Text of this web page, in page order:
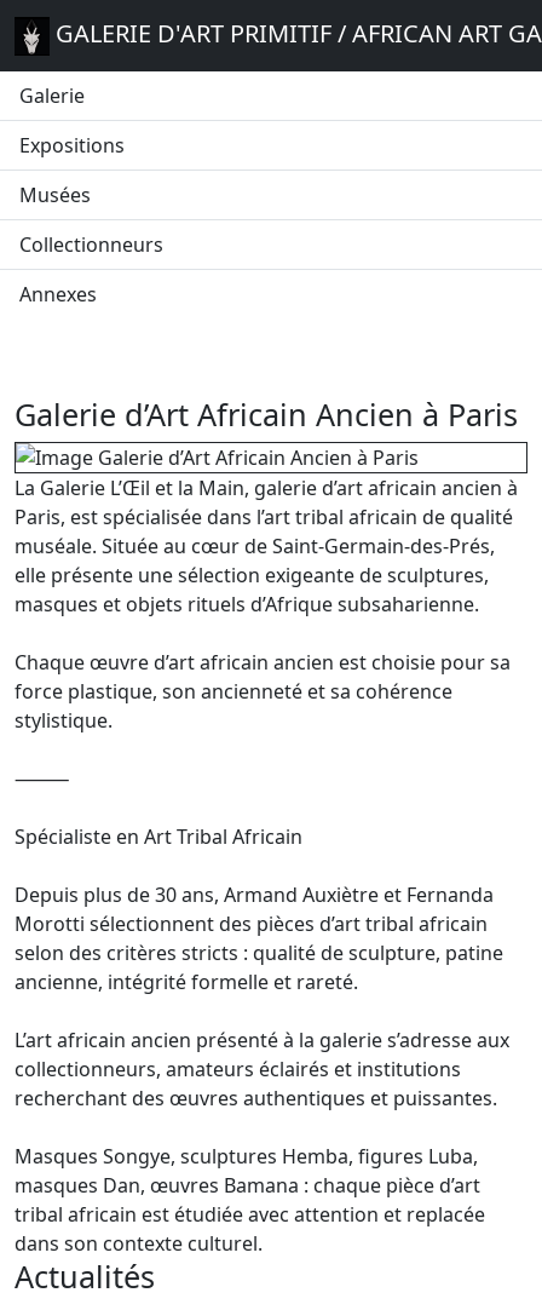
GALERIE D'ART PRIMITIF / AFRICAN ART
Galerie
Expositions
Musées
Collectionneurs
Annexes
Galerie d’Art Africain Ancien à Paris
La Galerie L’Œil et la Main, galerie d’art africain ancien à
Paris, est spécialisée dans l’art tribal africain de qualité
muséale. Située au cœur de Saint-Germain-des-Prés,
elle présente une sélection exigeante de sculptures,
masques et objets rituels d’Afrique subsaharienne.
Chaque œuvre d’art africain ancien est choisie pour sa
force plastique, son ancienneté et sa cohérence
stylistique.
⸻
Spécialiste en Art Tribal Africain
Depuis plus de 30 ans, Armand Auxiètre et Fernanda
Morotti sélectionnent des pièces d’art tribal africain
selon des critères stricts : qualité de sculpture, patine
ancienne, intégrité formelle et rareté.
L’art africain ancien présenté à la galerie s’adresse aux
collectionneurs, amateurs éclairés et institutions
recherchant des œuvres authentiques et puissantes.
Masques Songye, sculptures Hemba, figures Luba,
masques Dan, œuvres Bamana : chaque pièce d’art
tribal africain est étudiée avec attention et replacée
dans son contexte culturel.
Actualités